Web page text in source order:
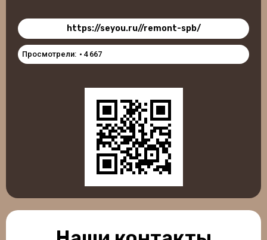
https://seyou.ru//remont-spb/
Просмотрели: 4 667